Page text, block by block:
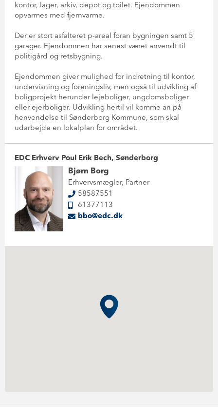
kontor, lager, arkiv, depot og toilet. Ejendommen
opvarmes med fjernvarme.
Der er stort asfalteret p-areal foran bygningen samt 5
garager. Ejendommen har senest været anvendt til
politigård og retsbygning.
Ejendommen giver mulighed for indretning til kontor,
undervisning og foreningsliv, men også til udvikling af
boligprojekt herunder lejeboliger, ungdomsboliger
eller ejerboliger. Udvikling hertil vil komme an på
henvendelse til Sønderborg Kommune, som skal
udarbejde en lokalplan for området.
EDC Erhverv Poul Erik Bech, Sønderborg
Bjørn Borg
Erhvervsmægler, Partner
58587551
61377113
bbo@edc.dk